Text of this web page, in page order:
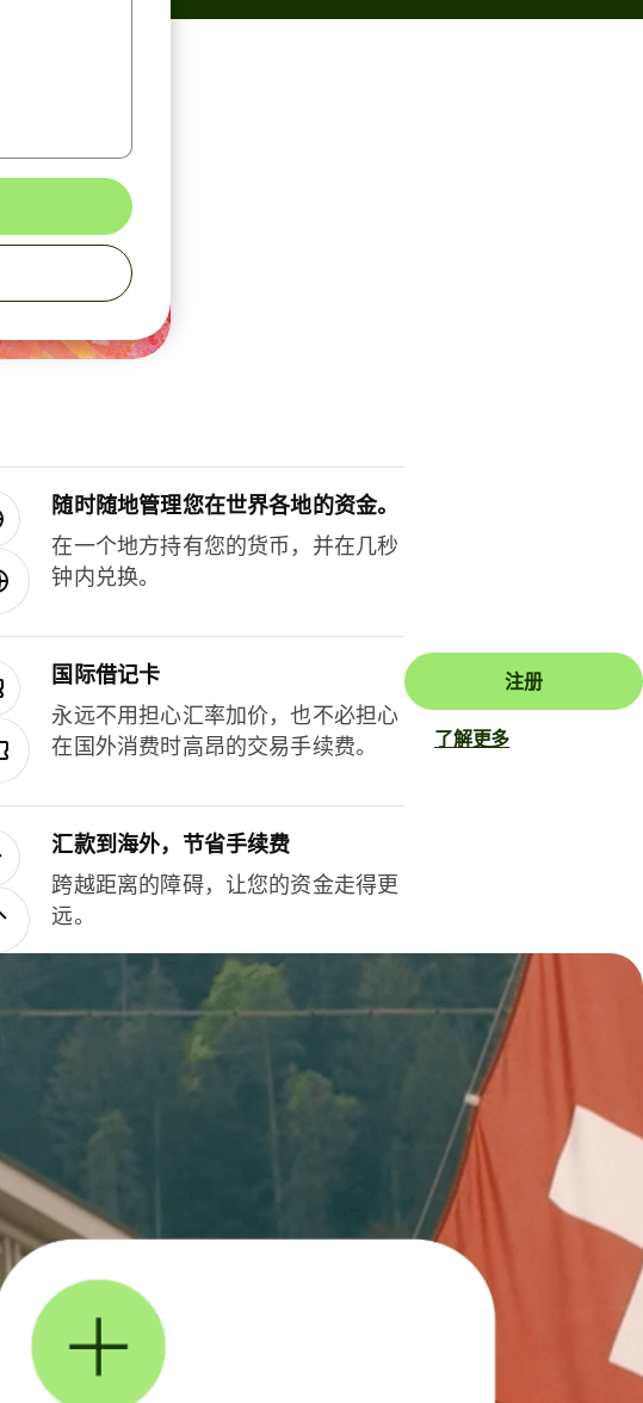
随时随地管理您在世界各地的资金。
在一个地方持有您的货币，并在几秒
钟内兑换。
国际借记卡
永远不用担心汇率加价，也不必担心
在国外消费时高昂的交易手续费。
汇款到海外，节省手续费
跨越距离的障碍，让您的资金走得更
远。
注册
了解更多